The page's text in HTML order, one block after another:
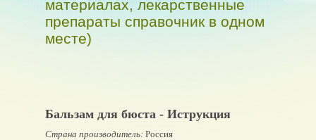
материалах, лекарственные
препараты справочник в одном
месте)
Бальзам для бюста - Иструкция
Страна производитель: Россия